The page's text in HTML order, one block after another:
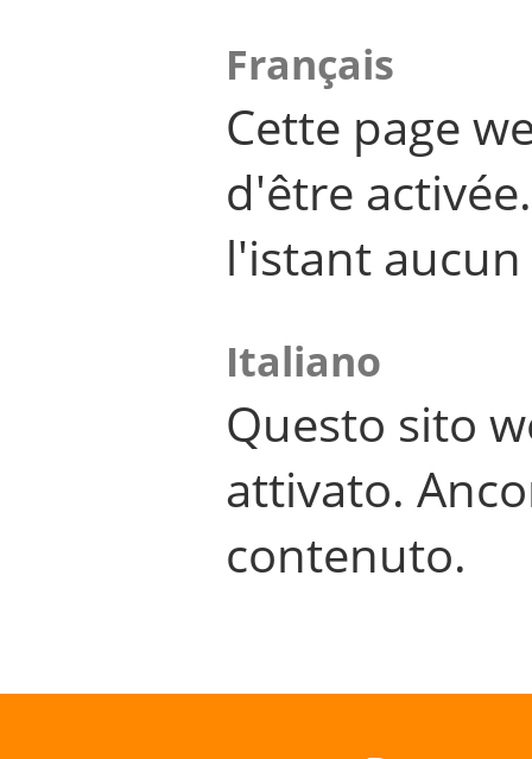
Français
Cette page
d'être
l'istant
Italiano
Questo sito
attivato.
contenuto.